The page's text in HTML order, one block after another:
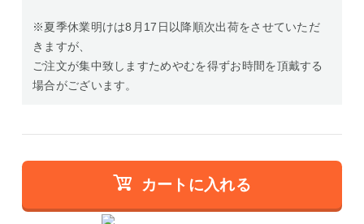
※夏季休業明けは8月17日以降順次出荷をさせていただ
きますが、
ご注文が集中致しますためやむを得ずお時間を頂戴する
場合がございます。
カートに入れる